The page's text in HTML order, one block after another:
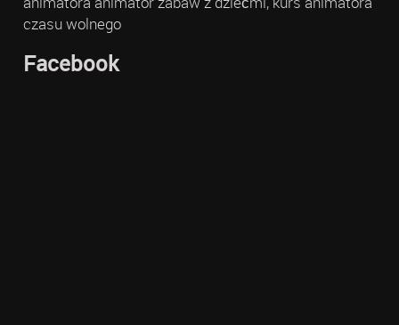
czasu wolnego
Facebook